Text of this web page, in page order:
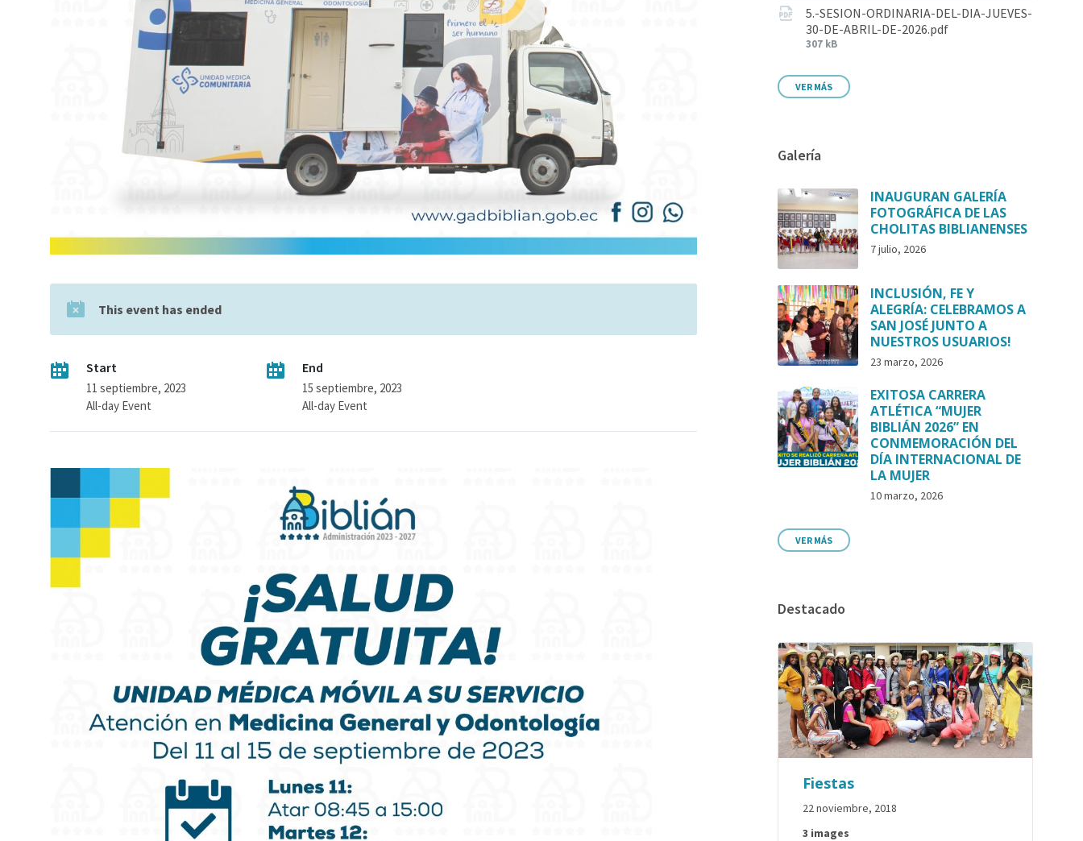
This event has ended
Start
11 septiembre, 2023
All-day Event
End
15 septiembre, 2023
All-day Event
5.-SESION-ORDINARIA-DEL-DIA-JUEVES-
30-DE-ABRIL-DE-2026.pdf
307 kB
VER MÁS
Galería
INAUGURAN GALERÍA
FOTOGRÁFICA DE LAS
CHOLITAS BIBLIANENSES
7 julio, 2026
INCLUSIÓN, FE Y
ALEGRÍA: CELEBRAMOS A
SAN JOSÉ JUNTO A
NUESTROS USUARIOS!
23 marzo, 2026
EXITOSA CARRERA
ATLÉTICA “MUJER
BIBLIÁN 2026” EN
CONMEMORACIÓN DEL
DÍA INTERNACIONAL DE
LA MUJER
10 marzo, 2026
VER MÁS
Destacado
Fiestas
22 noviembre, 2018
3 images